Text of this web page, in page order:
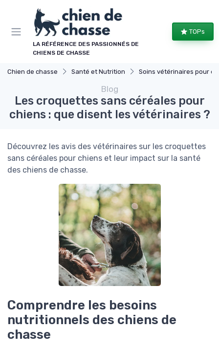
LA RÉFÉRENCE DES PASSIONNÉS DE
CHIENS DE CHASSE
TOPs
Chien de chasse Santé et Nutrition Soins vétérinaires pour chiens de chasse
Blog
Les croquettes sans céréales pour
chiens : que disent les vétérinaires ?
Découvrez les avis des vétérinaires sur les croquettes
sans céréales pour chiens et leur impact sur la santé
des chiens de chasse.
Comprendre les besoins
nutritionnels des chiens de
chasse
Panneau de gestion des cookies